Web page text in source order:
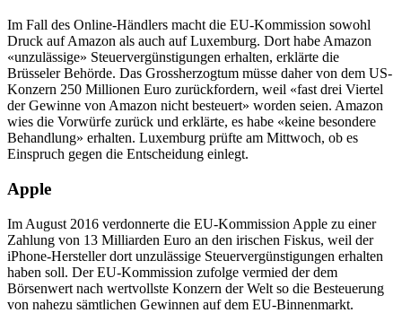
Im Fall des Online-Händlers macht die EU-Kommission sowohl
Druck auf Amazon als auch auf Luxemburg. Dort habe Amazon
«unzulässige» Steuervergünstigungen erhalten, erklärte die
Brüsseler Behörde. Das Grossherzogtum müsse daher von dem US-
Konzern 250 Millionen Euro zurückfordern, weil «fast drei Viertel
der Gewinne von Amazon nicht besteuert» worden seien. Amazon
wies die Vorwürfe zurück und erklärte, es habe «keine besondere
Behandlung» erhalten. Luxemburg prüfte am Mittwoch, ob es
Einspruch gegen die Entscheidung einlegt.
Apple
Im August 2016 verdonnerte die EU-Kommission Apple zu einer
Zahlung von 13 Milliarden Euro an den irischen Fiskus, weil der
iPhone-Hersteller dort unzulässige Steuervergünstigungen erhalten
haben soll. Der EU-Kommission zufolge vermied der dem
Börsenwert nach wertvollste Konzern der Welt so die Besteuerung
von nahezu sämtlichen Gewinnen auf dem EU-Binnenmarkt.